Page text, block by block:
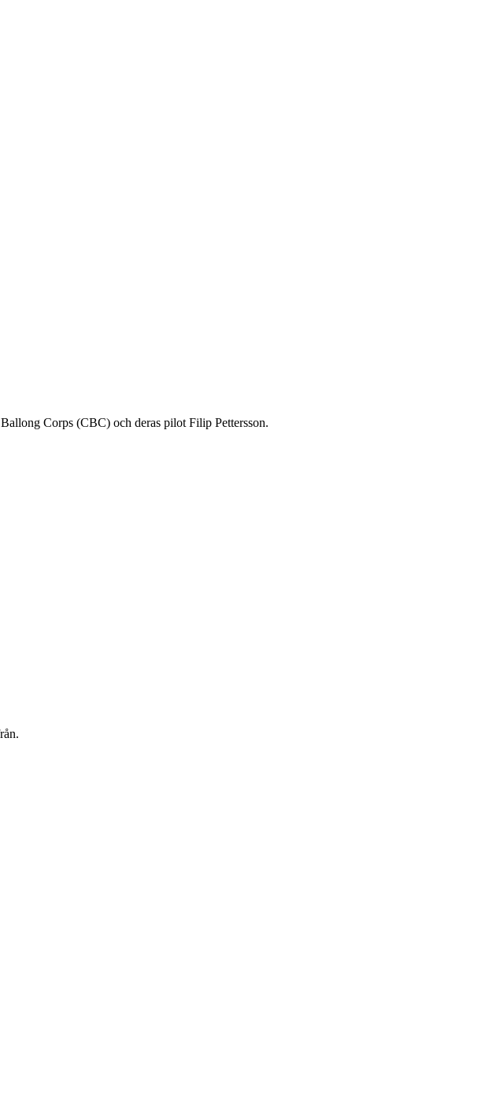
Corps (CBC) och deras pilot Filip Pettersson.